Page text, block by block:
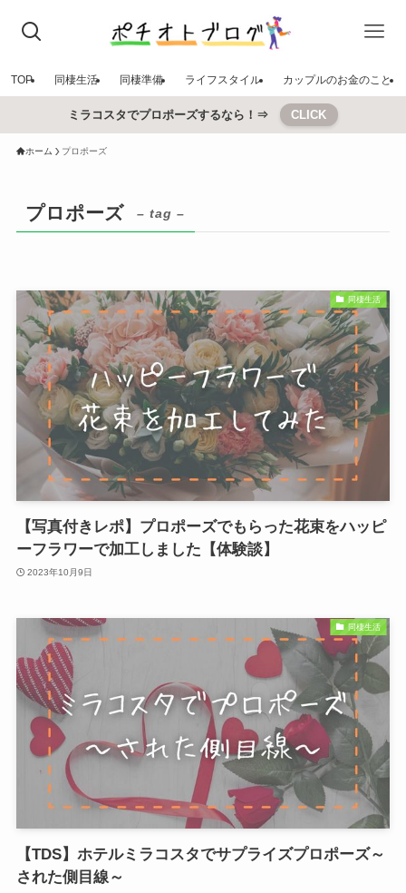
TOP 同棲生活 同棲準備 ライフスタイル カップルのお金のこと
ミラコスタでプロポーズするなら！⇒ CLICK
ホーム プロポーズ
プロポーズ – tag –
同棲生活
【写真付きレポ】プロポーズでもらった花束をハッピ
ーフラワーで加工しました【体験談】
2023年10月9日
同棲生活
【TDS】ホテルミラコスタでサプライズプロポーズ～
された側目線～